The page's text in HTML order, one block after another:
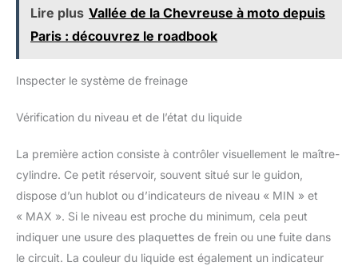
cosmétique et de la manipulation des aliments, garantissant
Lire plus Vallée de la Chevreuse à moto depuis
Paris : découvrez le roadbook
Inspecter le système de freinage
Vérification du niveau et de l’état du liquide
La première action consiste à contrôler visuellement le maître-
cylindre. Ce petit réservoir, souvent situé sur le guidon,
dispose d’un hublot ou d’indicateurs de niveau « MIN » et
« MAX ». Si le niveau est proche du minimum, cela peut
indiquer une usure des plaquettes de frein ou une fuite dans
le circuit. La couleur du liquide est également un indicateur